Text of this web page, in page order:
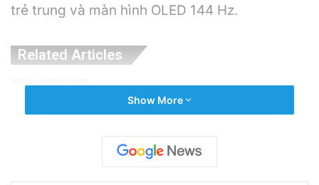
trẻ trung và màn hình OLED 144 Hz.
Related Articles
Trên Thế Giới: Bước Đột Phá Trong Công
Nghệ Xây Dựng
6 hours ago
Show More